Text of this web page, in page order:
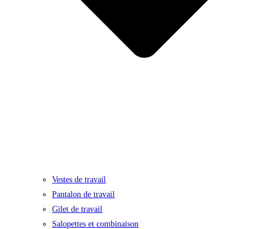
Vestes de travail
Pantalon de travail
Gilet de travail
Salopettes et combinaison